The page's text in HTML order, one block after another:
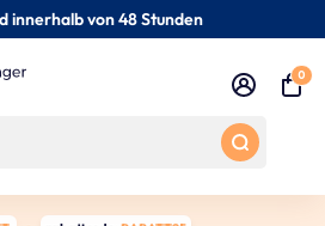
innerhalb von 48 Stunden
0